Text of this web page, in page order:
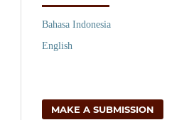
Bahasa Indonesia
English
MAKE A SUBMISSION